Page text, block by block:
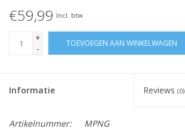
€59,99 Incl. btw
+
-
TOEVOEGEN AAN WINKELWAGEN
Informatie Reviews (0)
Artikelnummer:
MPNG